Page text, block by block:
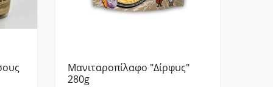
Mανιταροπίλαφο "Δίρφυς"
280g